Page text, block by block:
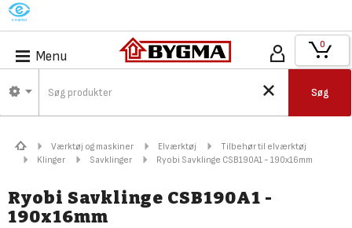
M
Menu
Søg
0
Værktøj og maskiner Elværktøj
Tilbehør til elværktøj
Klinger
Savklinger Ryobi Savklinge CSB190A1 - 190x16mm
Ryobi Savklinge CSB190A1 -
190x16mm